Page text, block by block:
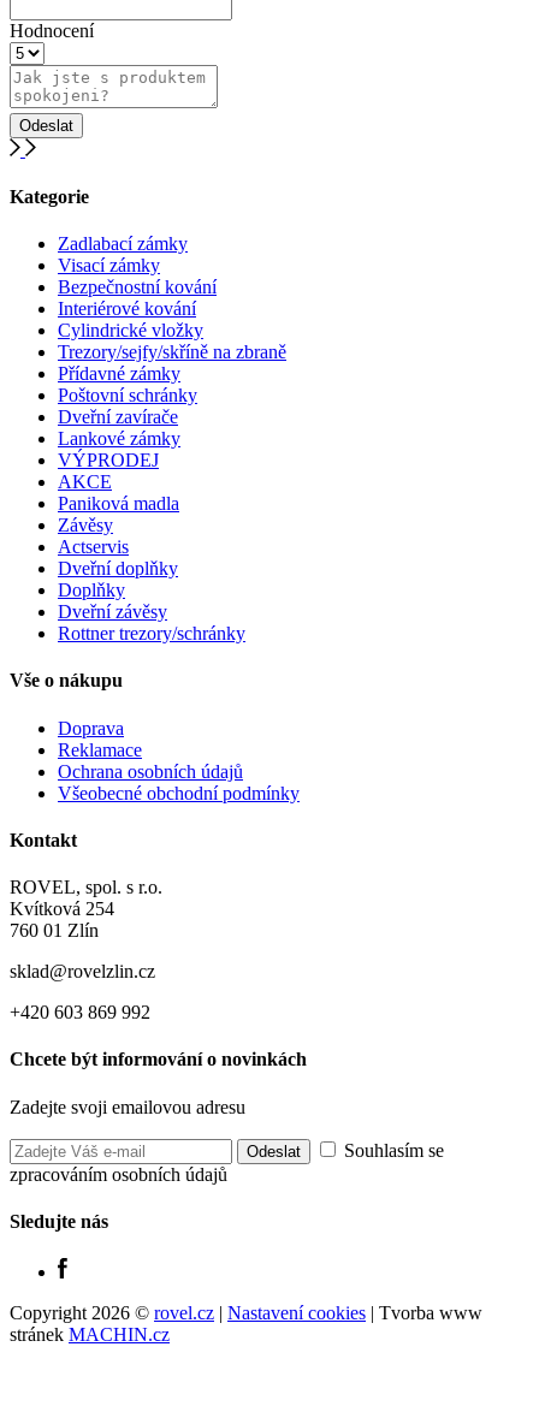
Hodnocení
Kategorie
Zadlabací zámky
Visací zámky
Bezpečnostní kování
Interiérové kování
Cylindrické vložky
Trezory/sejfy/skříně na zbraně
Přídavné zámky
Poštovní schránky
Dveřní zavírače
Lankové zámky
VÝPRODEJ
AKCE
Paniková madla
Závěsy
Actservis
Dveřní doplňky
Doplňky
Dveřní závěsy
Rottner trezory/schránky
Vše o nákupu
Doprava
Reklamace
Ochrana osobních údajů
Všeobecné obchodní podmínky
Kontakt
ROVEL, spol. s r.o.
Kvítková 254
760 01 Zlín
sklad@rovelzlin.cz
+420 603 869 992
Chcete být informování o novinkách
Zadejte svoji emailovou adresu
Souhlasím se
zpracováním osobních údajů
Sledujte nás
Copyright 2026 © rovel.cz | Nastavení cookies | Tvorba www
stránek MACHIN.cz